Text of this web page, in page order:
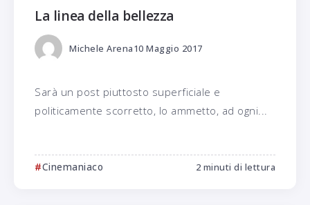
La linea della bellezza
Michele Arena10 Maggio 2017
Sarà un post piuttosto superficiale e
politicamente scorretto, lo ammetto, ad ogni...
Cinemaniaco 2 minuti di lettura